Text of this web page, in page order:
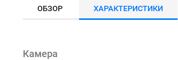
ОБЗОР ХАРАКТЕРИСТИКИ
Камера